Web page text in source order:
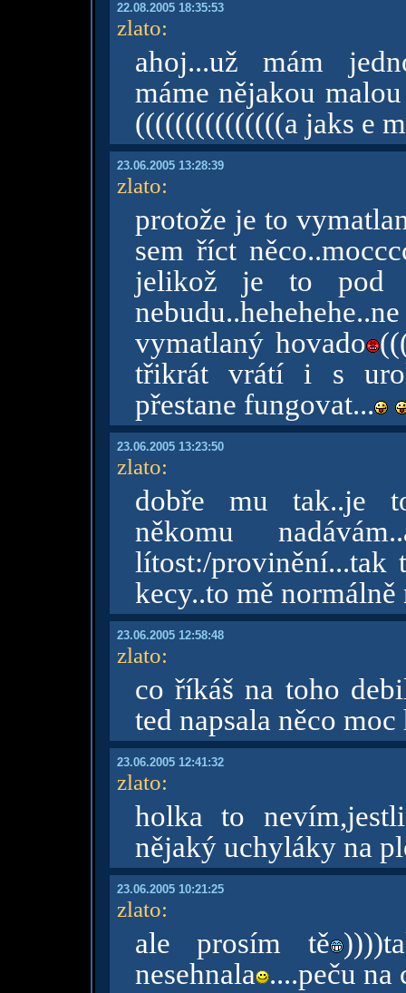
22.08.2005 18:35:53
zlato:
ahoj...už mám
máme nějakou
(((((((((((((((a jaks e
23.06.2005 13:28:39
zlato:
protože je to
sem říct
jelikož je to pod
vymatlaný hovado
třikrát vrátí i s
přestane fungovat...
23.06.2005 13:23:50
zlato:
dobře mu tak..je
někomu
lítost:/provinění...tak
kecy..to mě
23.06.2005 12:58:48
zlato:
co říkáš na toho
ted napsala něco
23.06.2005 12:41:32
zlato:
holka to
nějaký uchyláky na
23.06.2005 10:21:25
zlato:
ale prosím tě
nesehnala ....peču na